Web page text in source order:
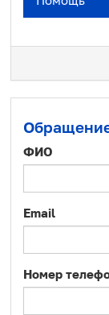
ФИО
Email
Номер